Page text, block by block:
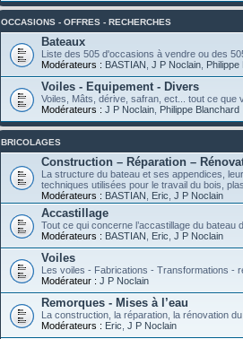
OCCASIONS - OFFRES - RECHERCHES
Bateaux
Liste des 505 d'occasions à vendre ou des
Modérateurs : BASTIAN J P Noclain Philippe
Voiles - Equipement - Divers
Voiles, Mâts, dérive, safran, ect... tout ce que
Modérateurs : J P Noclain Philippe Blanchard
BRICOLAGES
Construction – Réparation –
La structure du bateau et ses appendices,
techniques utilisées pour le travail du bois,
Modérateurs : BASTIAN Eric J P Noclain
Accastillage
Tout ce qui concerne l’accastillage du bateau
Modérateurs : BASTIAN Eric J P Noclain
Voiles
Les voiles - Fabrications - Transformations -
Modérateur : J P Noclain
Remorques - Mises à l’eau
La construction, la réparation, la rénovation
Modérateurs : Eric J P Noclain